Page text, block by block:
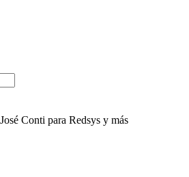
Conti para Redsys y más